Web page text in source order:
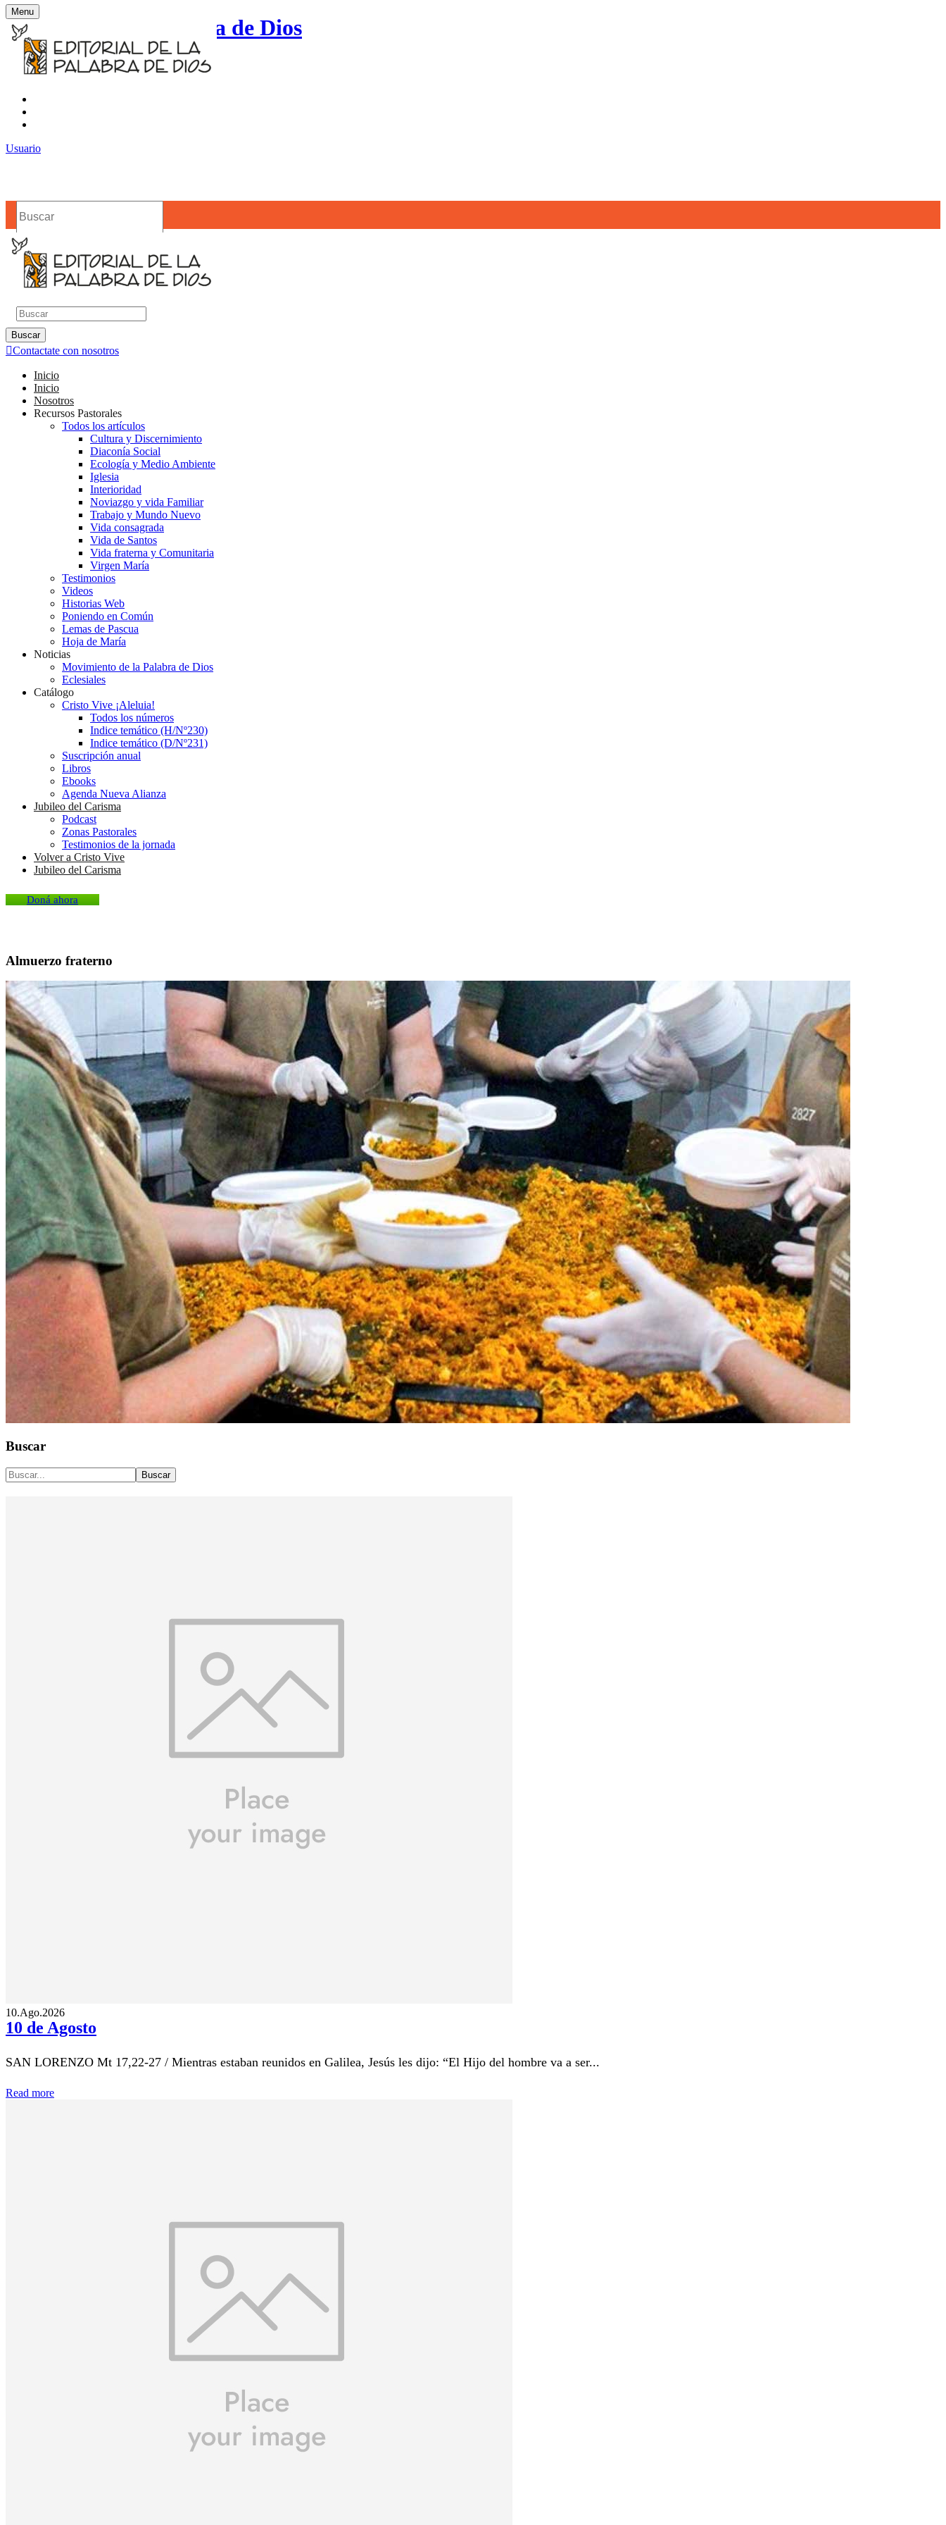
Editorial de la Palabra de Dios
Contacto
Noticias
Usuario
Menu
Buscar
Buscar
Contactate con nosotros
Inicio
Inicio
Nosotros
Recursos Pastorales
Todos los artículos
Cultura y Discernimiento
Diaconía Social
Ecología y Medio Ambiente
Iglesia
Interioridad
Noviazgo y vida Familiar
Trabajo y Mundo Nuevo
Vida consagrada
Vida de Santos
Vida fraterna y Comunitaria
Virgen María
Testimonios
Videos
Historias Web
Poniendo en Común
Lemas de Pascua
Hoja de María
Noticias
Movimiento de la Palabra de Dios
Eclesiales
Catálogo
Cristo Vive ¡Aleluia!
Todos los números
Indice temático (H/Nº230)
Indice temático (D/Nº231)
Suscripción anual
Libros
Ebooks
Agenda Nueva Alianza
Jubileo del Carisma
Podcast
Zonas Pastorales
Testimonios de la jornada
Volver a Cristo Vive
Jubileo del Carisma
Doná ahora
Almuerzo fraterno
Buscar
Buscar
10.Ago.2026
10 de Agosto
SAN LORENZO Mt 17,22-27 / Mientras estaban reunidos en Galilea, Jesús les dijo: “El Hijo del hombre va a ser...
Read more